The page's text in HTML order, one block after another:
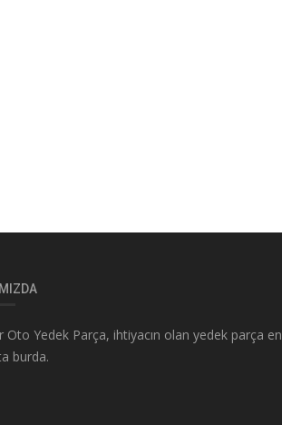
Oto Yedek Parça, ihtiyacın olan yedek parça en
burda.